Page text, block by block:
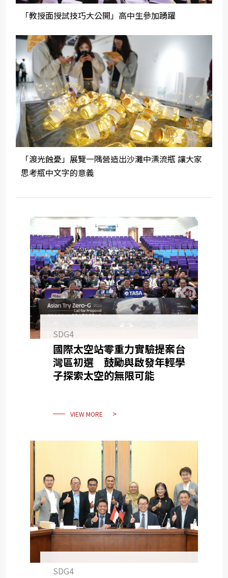
「教授面授試技巧大公開」高中生參加踴躍
「渡光蝕憂」展覽一隅營造出沙灘中漂流瓶 讓大家
思考瓶中文字的意義
SDG4
國際太空站零重力實驗提案台
灣區初選 鼓勵與啟發年輕學
子探索太空的無限可能
VIEW MORE
SDG4